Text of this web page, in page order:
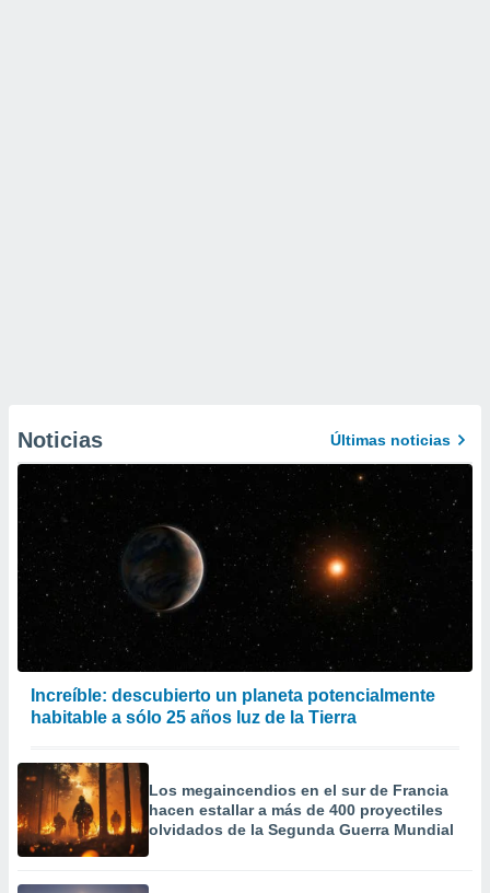
Noticias Últimas noticias
Increíble: descubierto un planeta potencialmente
habitable a sólo 25 años luz de la Tierra
Los megaincendios en el sur de Francia
hacen estallar a más de 400 proyectiles
olvidados de la Segunda Guerra Mundial